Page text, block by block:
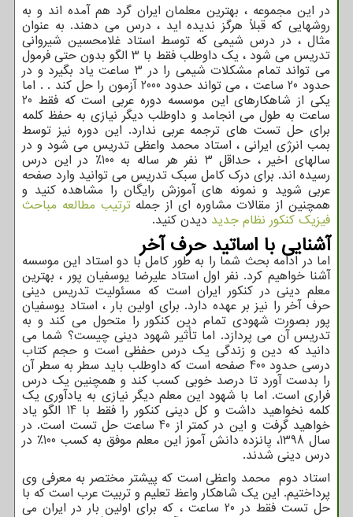
در این مجموعه ، بهترین معلمان ایران گرد هم آمده اند و به
روشهایی كه قبلاً هرگز ندیده اید ، درس می دهند. به عنوان
مثال ، در درس شیمی که توسط استاد غلامحسین شیروانی
تدریس می شود ، یک داوطلب فقط با 3 الگو بدون حتی فرمول
می تواند تمام مشکلات شیمی را در 3 ساعت یاد بگیرد و در
حدود 20 ساعت ، می تواند حدود 2000 آزمون را حل کند . . اما
یکی از شاهکارهای این موسسه دوره عربی است که فقط 20
ساعت به طول می انجامد و داوطلب دیگر نیازی به حفظ کلمه
برای حل تست های ترجمه عربی ندارد. این دوره نیز توسط
بمب انرژی ایرانی ، استاد محمد واعظی تدریس می شود و در
سالهای اخیر ، حداقل 3 نفر هر ساله به 100٪ در این درس
رسیده اند. برای درک کامل سبک تدریس می توانید وارد صفحه
عربی شوید و نمونه های آموزش رایگان را مشاهده کنید و
همچنین از مقالات مشاوره ای از جملهترتیب مطالعه مباحث
فیزیک کنکور نظام جدید دیدن کنید.
آشنایی با اساتید حرف آخر
اما در ادامه بحث شما را به طور کامل با دو استاد این موسسه
آشنا خواهیم کرد. نفر اول استاد علیرضا یوسفیان پور ، بهترین
معلم دینی در کنکور ایران است که مسئولیت تدریس دینی
حرف آخر را نیز بر عهده دارد. برای اولین بار ، استاد یوسفیان
پور بصورت شهودی تمام دین کنکور را متحول می کند و به
تدریس آن می پردازد. اما تأثیر شهود دینی چیست؟ شما می
دانید که دین و زندگی یک درس حفظی است و حجم کتاب
درسی حدود 400 صفحه است که داوطلب باید سطر به سطر آن
را بدست آورد تا درصد خوبی کسب کند و همچنین یک درس
فراری است. اما با شهود این معلم دیگر نیازی به یادآوری یک
کلمه نخواهید داشت و کل دینی کنکور را فقط با 14 الگو یاد
خواهید گرفت و این در کمتر از 40 ساعت حل تست است. در
سال 1398، پانزده دانش آموز این معلم موفق به کسب 100٪ در
درس دینی شدند.
استاد دوم محمد واعظی است که پیشتر مختصر به معرفی وی
پرداختیم. این یک شاهکار واعظ تعلیم و تربیت عرب است که با
حل تست فقط در 20 ساعت ، که برای اولین بار در ایران می